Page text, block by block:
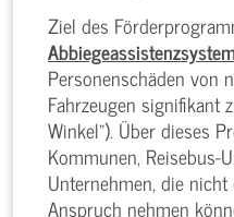
Ziel des
Personenschäden von
Fahrzeugen signifikant
Winkel"). Über dieses
Kommunen, Reisebus-
Unternehmen, die
Anspruch nehmen